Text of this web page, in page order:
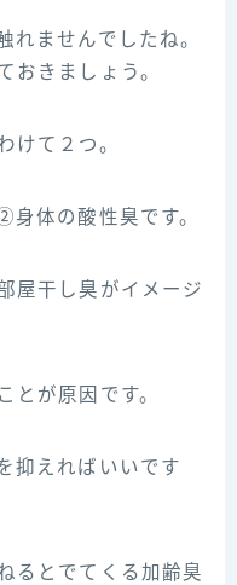
れませんでしたね。
おきましょう。
けて２つ。
体の酸性臭です。
屋干し臭がイメージ
とが原因です。
抑えればいいです
るとでてくる加齢臭